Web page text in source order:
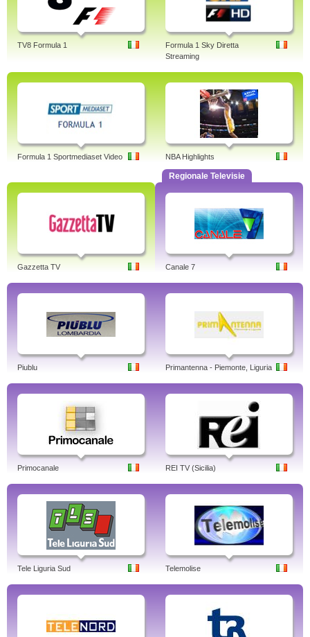
TV8 Formula 1
Formula 1 Sky Diretta
Streaming
Formula 1 Sportmediaset Video NBA Highlights
Gazzetta TV
Regionale Televisie
Canale 7
Piublu Primantenna - Piemonte, Liguria
Primocanale REI TV (Sicilia)
Tele Liguria Sud Telemolise